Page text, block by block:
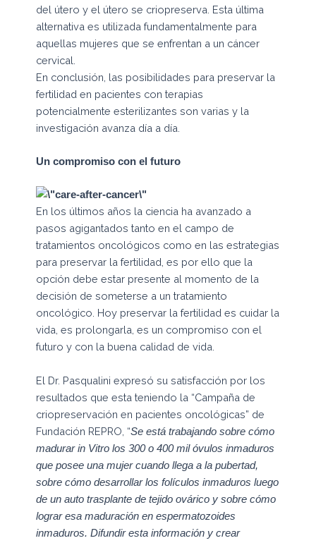
del útero y el útero se criopreserva. Esta última
alternativa es utilizada fundamentalmente para
aquellas mujeres que se enfrentan a un cáncer
cervical.
En conclusión, las posibilidades para preservar la
fertilidad en pacientes con terapias
potencialmente esterilizantes son varias y la
investigación avanza día a día.
Un compromiso con el futuro
En los últimos años la ciencia ha avanzado a
pasos agigantados tanto en el campo de
tratamientos oncológicos como en las estrategias
para preservar la fertilidad, es por ello que la
opción debe estar presente al momento de la
decisión de someterse a un tratamiento
oncológico. Hoy preservar la fertilidad es cuidar la
vida, es prolongarla, es un compromiso con el
futuro y con la buena calidad de vida.
El Dr. Pasqualini expresó su satisfacción por los
resultados que esta teniendo la “Campaña de
criopreservación en pacientes oncológicas” de
Fundación REPRO, “Se está trabajando sobre cómo
madurar in Vitro los 300 o 400 mil óvulos inmaduros
que posee una mujer cuando llega a la pubertad,
sobre cómo desarrollar los folículos inmaduros luego
de un auto trasplante de tejido ovárico y sobre cómo
lograr esa maduración en espermatozoides
inmaduros. Difundir esta información y crear